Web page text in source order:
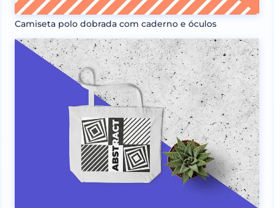
Camiseta polo dobrada com caderno e óculos